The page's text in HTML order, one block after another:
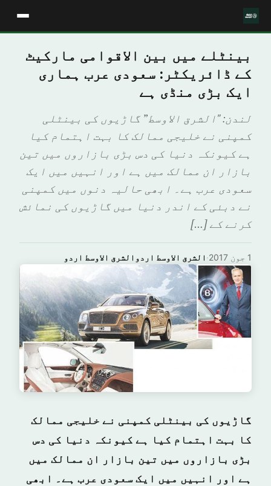
بینٹلے میں بین الاقوامی مارکیٹ
کے ڈائریکٹر: سعودی عرب ہماری
ایک بڑی منڈی ہے
لندن: "الشرق الاوسط” گاڑیوں کی بینٹلی
کمپنی نے خلیجی ممالک کا بہت اہتمام کیا
ہے کیونکہ دنیا کی دس بڑی بازاروں میں تین
بازار ان ممالک میں ہے اور انہیں میں ایک
سعودی عرب ہے۔ ابھی حالیہ دنوں میں کمپنی
نے دبئی کے اندر دنیا میں گاڑیوں کی نمائش
کرنے کے […]
الشرق الاوسط اردوالشرق الاوسط اردو · 1 جون 2017
گاڑیوں کی بینٹلی کمپنی نے خلیجی ممالک
کا بہت اہتمام کیا ہے کیونکہ دنیا کی دس
بڑی بازاروں میں تین بازار ان ممالک میں
ہے اور انہیں میں ایک سعودی عرب ہے۔ ابھی